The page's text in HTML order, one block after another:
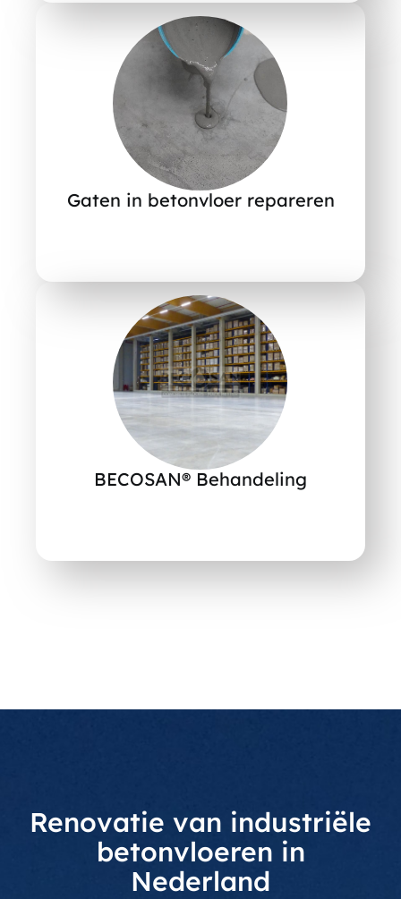
Gaten in betonvloer repareren
BECOSAN® Behandeling
Renovatie van industriële
betonvloeren in
Nederland